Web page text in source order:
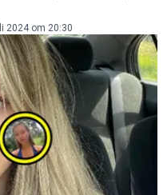
2024 om 20:30